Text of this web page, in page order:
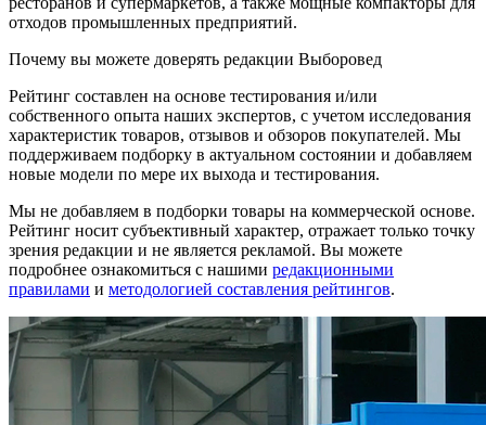
отходов промышленных предприятий.
Почему вы можете доверять редакции Выборовед
Рейтинг составлен на основе тестирования и/или
собственного опыта наших экспертов, с учетом исследования
характеристик товаров, отзывов и обзоров покупателей. Мы
поддерживаем подборку в актуальном состоянии и добавляем
новые модели по мере их выхода и тестирования.
Мы не добавляем в подборки товары на коммерческой основе.
Рейтинг носит субъективный характер, отражает только точку
зрения редакции и не является рекламой. Вы можете
подробнее ознакомиться с нашими редакционными
правилами и методологией составления рейтингов.